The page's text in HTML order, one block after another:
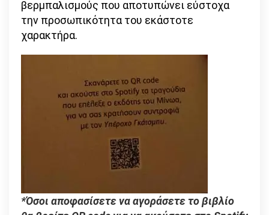
βερμπαλισμούς που αποτυπώνει εύστοχα
την προσωπικότητα του εκάστοτε
χαρακτήρα.
*Όσοι αποφασίσετε να αγοράσετε το βιβλίο